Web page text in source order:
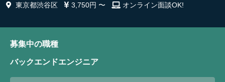
東京都渋谷区 3,750円 〜 オンライン面談OK!
募集中の職種
バックエンドエンジニア